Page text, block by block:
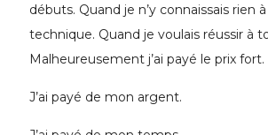
débuts. Quand je n’y connaissais rien
technique. Quand je voulais réussir à
Malheureusement j’ai payé le prix fort.
J’ai payé de mon argent.